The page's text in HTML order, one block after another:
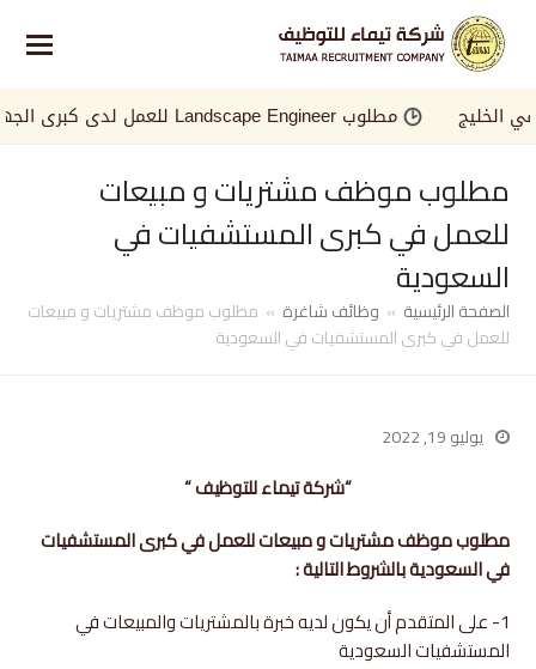
مطلوب Landscape Engineer للعمل لدى كبرى الجهات في الخليج
مطلوب موظف مشتريات و مبيعات
للعمل في كبرى المستشفيات في
السعودية
الصفحة الرئيسية » وظائف شاغرة » مطلوب موظف مشتريات و مبيعات
للعمل في كبرى المستشفيات في السعودية
يوليو 19, 2022
“شركة تيماء للتوظيف “
مطلوب موظف مشتريات و مبيعات للعمل في كبرى المستشفيات
في السعودية بالشروط التالية :
1- على المتقدم أن يكون لديه خبرة بالمشتريات والمبيعات في
المستشفيات السعودية